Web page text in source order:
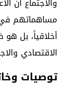
مساهماتهم في
أخلاقياً، بل هو
الاقتصادي
توصيات